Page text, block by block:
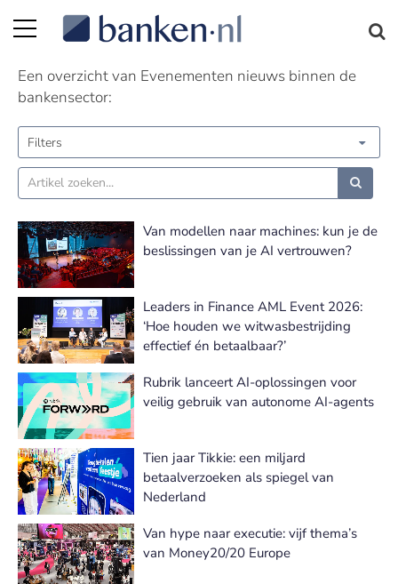
Evenementen nieuws
Een overzicht van Evenementen nieuws binnen de
bankensector:
Filters
Van modellen naar machines: kun je de
beslissingen van je AI vertrouwen?
Leaders in Finance AML Event 2026:
‘Hoe houden we witwasbestrijding
effectief én betaalbaar?’
Rubrik lanceert AI-oplossingen voor
veilig gebruik van autonome AI-agents
Tien jaar Tikkie: een miljard
betaalverzoeken als spiegel van
Nederland
Van hype naar executie: vijf thema’s
van Money20/20 Europe